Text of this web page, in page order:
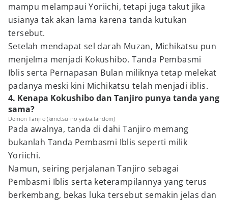
mampu melampaui Yoriichi, tetapi juga takut jika
usianya tak akan lama karena tanda kutukan
tersebut.
Setelah mendapat sel darah Muzan, Michikatsu pun
menjelma menjadi Kokushibo. Tanda Pembasmi
Iblis serta Pernapasan Bulan miliknya tetap melekat
padanya meski kini Michikatsu telah menjadi iblis.
4. Kenapa Kokushibo dan Tanjiro punya tanda yang
sama?
Demon Tanjiro (kimetsu-no-yaiba.fandom)
Pada awalnya, tanda di dahi Tanjiro memang
bukanlah Tanda Pembasmi Iblis seperti milik
Yoriichi.
Namun, seiring perjalanan Tanjiro sebagai
Pembasmi Iblis serta keterampilannya yang terus
berkembang, bekas luka tersebut semakin jelas dan